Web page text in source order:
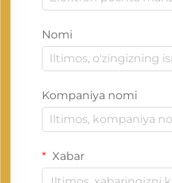
Nomi
Kompaniya nomi
Xabar